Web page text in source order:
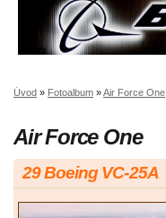
Úvod » Fotoalbum »Air Force One
Air Force One
29 Boeing VC-25A